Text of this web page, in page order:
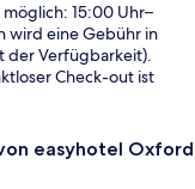
15:00 Uhr–
wird eine Gebühr in
der Verfügbarkeit).
Check-out ist
easyhotel Oxford